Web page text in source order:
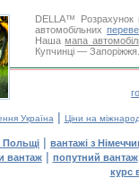
DELLA™
Розрахунок
автомобільних
Нашамапа
Купчинці —
Україна | Ціни на
Польщі | вантажі з
вантаж| попутний вантаж
курс